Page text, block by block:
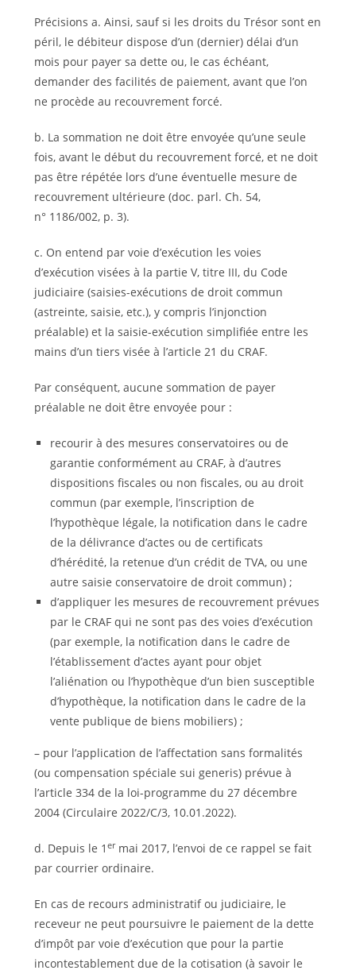
Précisions a. Ainsi, sauf si les droits du Trésor sont en
péril, le débiteur dispose d’un (dernier) délai d’un
mois pour payer sa dette ou, le cas échéant,
demander des facilités de paiement, avant que l’on
ne procède au recouvrement forcé.
b. La sommation ne doit être envoyée qu’une seule
fois, avant le début du recouvrement forcé, et ne doit
pas être répétée lors d’une éventuelle mesure de
recouvrement ultérieure (doc. parl. Ch. 54,
n° 1186/002, p. 3).
c. On entend par voie d’exécution les voies
d’exécution visées à la partie V, titre III, du Code
judiciaire (saisies-exécutions de droit commun
(astreinte, saisie, etc.), y compris l’injonction
préalable) et la saisie-exécution simplifiée entre les
mains d’un tiers visée à l’article 21 du CRAF.
Par conséquent, aucune sommation de payer
préalable ne doit être envoyée pour :
recourir à des mesures conservatoires ou de
garantie conformément au CRAF, à d’autres
dispositions fiscales ou non fiscales, ou au droit
commun (par exemple, l’inscription de
l’hypothèque légale, la notification dans le cadre
de la délivrance d’actes ou de certificats
d’hérédité, la retenue d’un crédit de TVA, ou une
autre saisie conservatoire de droit com­mun) ;
d’appliquer les mesures de recouvrement prévues
par le CRAF qui ne sont pas des voies d’exécution
(par exemple, la notification dans le cadre de
l’établissement d’actes ayant pour objet
l’aliénation ou l’hypothèque d’un bien susceptible
d’hypothèque, la notification dans le cadre de la
vente publique de biens mobiliers) ;
– pour l’application de l’affectation sans formalités
(ou compensation spéciale sui generis) prévue à
l’article 334 de la loi-programme du 27 décembre
2004 (Circulaire 2022/C/3, 10.01.2022).
d. Depuis le 1 ermai 2017, l’envoi de ce rappel se fait
par courrier ordinaire.
En cas de recours administratif ou judiciaire, le
receveur ne peut poursuivre le paiement de la dette
d’impôt par voie d’exécution que pour la partie
incontestablement due de la cotisation (à savoir le